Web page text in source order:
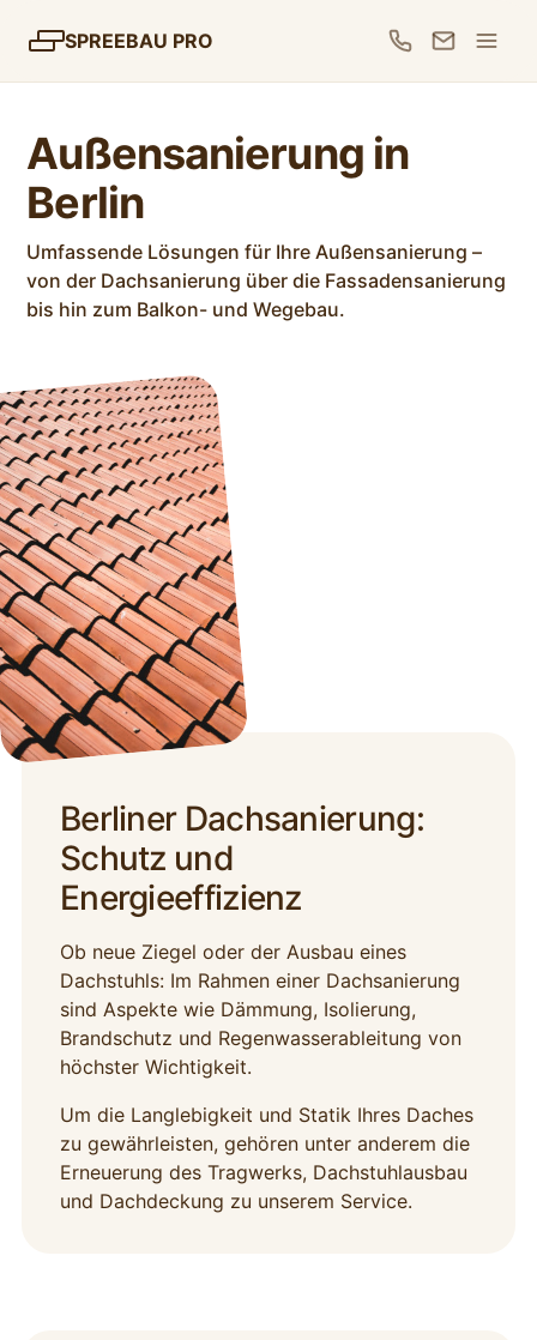
SPREEBAU PRO
Außensanierung in
Berlin
Umfassende Lösungen für Ihre Außensanierung –
von der Dachsanierung über die Fassadensanierung
bis hin zum Balkon- und Wegebau.
Berliner Dachsanierung:
Schutz und
Energieeffizienz
Ob neue Ziegel oder der Ausbau eines
Dachstuhls: Im Rahmen einer Dachsanierung
sind Aspekte wie Dämmung, Isolierung,
Brandschutz und Regenwasserableitung von
höchster Wichtigkeit.
Um die Langlebigkeit und Statik Ihres Daches
zu gewährleisten, gehören unter anderem die
Erneuerung des Tragwerks, Dachstuhlausbau
und Dachdeckung zu unserem Service.